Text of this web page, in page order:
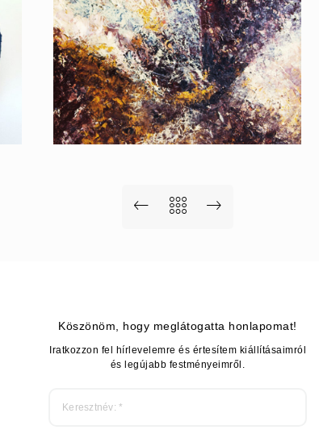
EREDET II (2003) -
PÜSPÖK ANITA
Köszönöm, hogy meglátogatta honlapomat!
Iratkozzon fel hírlevelemre és értesítem kiállításaimról
és legújabb festményeimről.